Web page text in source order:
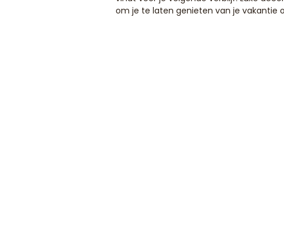
om je te laten genieten van je vakantie